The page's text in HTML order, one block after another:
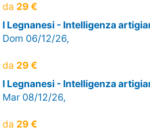
da 29 €
I Legnanesi - Intelligenza
Dom 06/12/26,
da 29 €
I Legnanesi - Intelligenza
Mar 08/12/26,
da 29 €